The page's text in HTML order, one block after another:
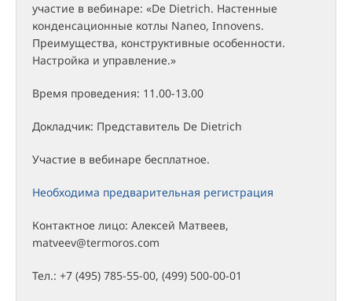
участие в вебинаре: «De Dietrich. Настенные
конденсационные котлы Naneo, Innovens.
Преимущества, конструктивные особенности.
Настройка и управление.»
Время проведения: 11.00-13.00
Докладчик: Представитель De Dietrich
Участие в вебинаре бесплатное.
Необходима предварительная регистрация
Контактное лицо: Алексей Матвеев,
matveev@termoros.com
Тел.: +7 (495) 785-55-00, (499) 500-00-01